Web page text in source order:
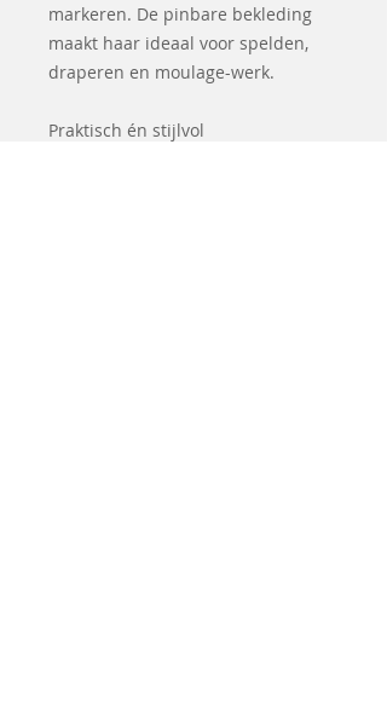
markeren. De pinbare bekleding
maakt haar ideaal voor spelden,
draperen en moulage-werk.
Praktisch én stijlvol